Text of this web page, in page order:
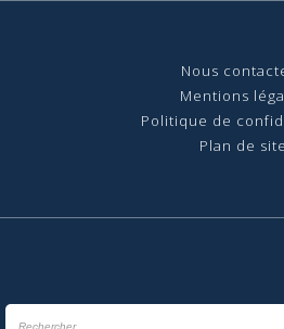
Nous contact
Mentions
Politique de
Plan de site